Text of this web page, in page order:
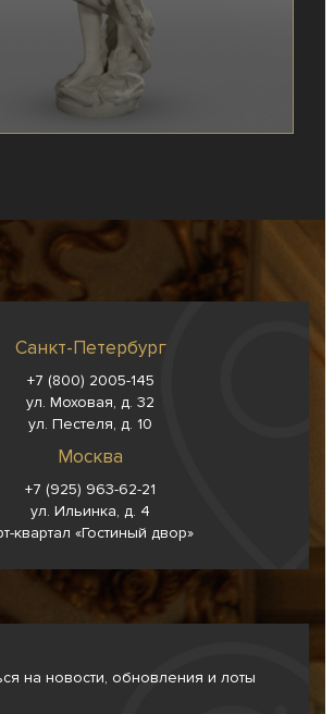
Санкт-Петербург
+7 (800) 2005-145
ул. Моховая, д. 32
ул. Пестеля, д. 10
Москва
+7 (925) 963-62-21
ул. Ильинка, д. 4
квартал «Гостиный двор»
на новости, обновления и лоты